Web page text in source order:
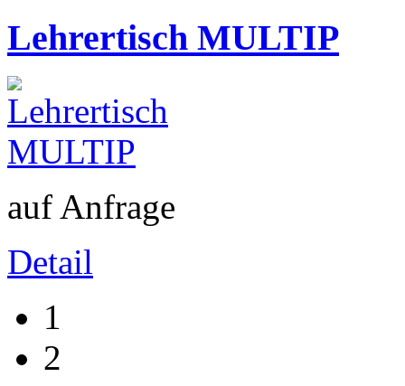
Lehrertisch MULTIP
auf Anfrage
Detail
1
2